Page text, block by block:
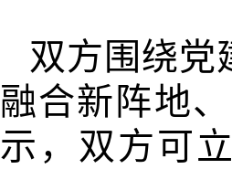
双方围绕党
融合新阵地
示，双方可